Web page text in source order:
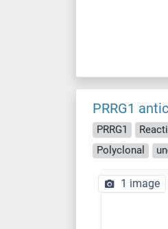
PRRG1
PRRG1
Polyclonal
1 image